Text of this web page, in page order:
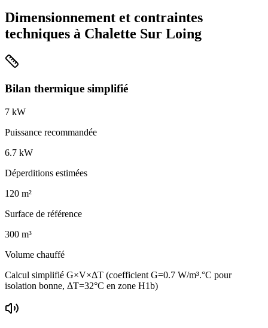
Dimensionnement et contraintes
techniques à Chalette Sur Loing
Bilan thermique simplifié
7 kW
Puissance recommandée
6.7 kW
Déperditions estimées
120 m²
Surface de référence
300 m³
Volume chauffé
Calcul simplifié G×V×ΔT (coefficient G=0.7 W/m³.°C pour
isolation bonne, ΔT=32°C en zone H1b)